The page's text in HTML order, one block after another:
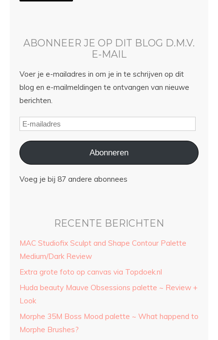
ABONNEER JE OP DIT BLOG D.M.V.
E-MAIL
Voer je e-mailadres in om je in te schrijven op dit
blog en e-mailmeldingen te ontvangen van nieuwe
berichten.
Abonneren
Voeg je bij 87 andere abonnees
RECENTE BERICHTEN
MAC Studiofix Sculpt and Shape Contour Palette
Medium/Dark Review
Extra grote foto op canvas via Topdoek.nl
Huda beauty Mauve Obsessions palette ~ Review +
Look
Morphe 35M Boss Mood palette ~ What happend to
Morphe Brushes?